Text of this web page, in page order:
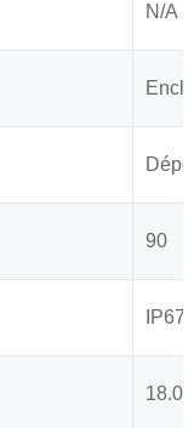
N/A
90
IP67
18.0